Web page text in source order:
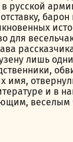
русской
для
лишь
имя,
и в
веселым